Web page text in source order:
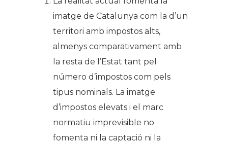
imatge de Catalunya com la d’un
territori amb impostos alts,
almenys comparativament amb
la resta de l’Estat tant pel
número d’impostos com pels
tipus nominals. La imatge
d’impostos elevats i el marc
normatiu imprevisible no
fomenta ni la captació ni la